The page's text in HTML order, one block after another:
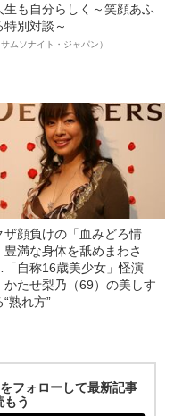
生も自分らしく～笑顔あふ
特別対談～
ムソナイト・ジャパン）
ザ顔負けの「血みどろ情
豊満な身体を舐めまわさ
自称16歳美少女」怪演
かたせ梨乃（69）の美しす
“熟れ方”
フォローして最新記事
もう